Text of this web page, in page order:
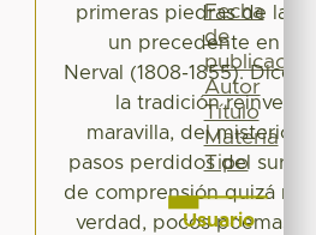
primeras piedras de la
un precedente en la
Nerval (1808-1855). Dice,
la tradición
maravilla, del misterio
pasos perdidos del
de comprensión quizá
verdad, pocos poemas
Fecha
de
publicación
Autor
Título
Materia
Tipo
Usuario